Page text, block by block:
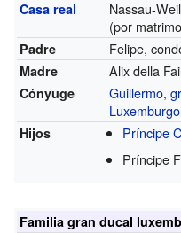
Casa real
Nassau-
(por
Padre Felipe,
Madre Alix della
Cónyuge
Guillermo,
Luxemburgo
Hijos
Príncipe
Príncipe
Familia gran ducal